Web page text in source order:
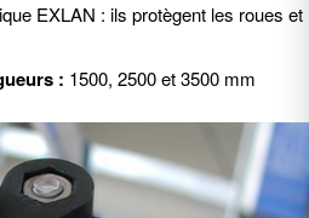
EXLAN : ils protègent les roues et
: 1500, 2500 et 3500 mm